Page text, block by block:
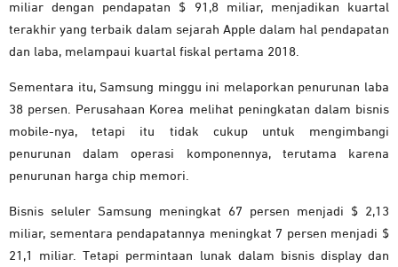
miliar dengan pendapatan $ 91,8 miliar, menjadikan kuartal
terakhir yang terbaik dalam sejarah Apple dalam hal pendapatan
dan laba, melampaui kuartal fiskal pertama 2018.
Sementara itu, Samsung minggu ini melaporkan penurunan laba
38 persen. Perusahaan Korea melihat peningkatan dalam bisnis
mobile-nya, tetapi itu tidak cukup untuk mengimbangi
penurunan dalam operasi komponennya, terutama karena
penurunan harga chip memori.
Bisnis seluler Samsung meningkat 67 persen menjadi $ 2,13
miliar, sementara pendapatannya meningkat 7 persen menjadi $
21,1 miliar. Tetapi permintaan lunak dalam bisnis display dan